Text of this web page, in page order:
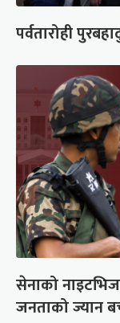
पर्वतारोही
सेनाको
जनताको ज्यान